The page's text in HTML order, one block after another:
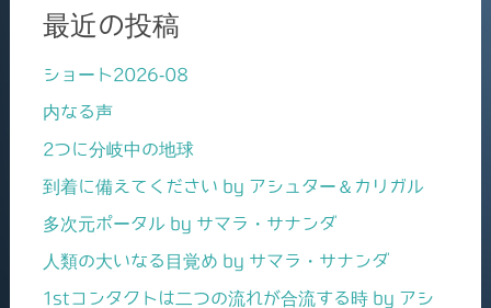
最近の投稿
ショート2026-08
内なる声
2つに分岐中の地球
到着に備えてください by アシュター＆カリガル
多次元ポータル by サマラ・サナンダ
人類の大いなる目覚め by サマラ・サナンダ
1stコンタクトは二つの流れが合流する時 by アシ